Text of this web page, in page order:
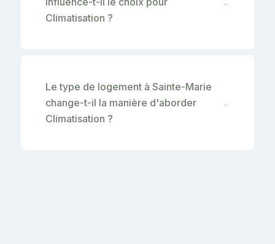
Climatisation ?
Le type de logement à Sainte-Marie
change-t-il la manière d'aborder
Climatisation ?
⌄